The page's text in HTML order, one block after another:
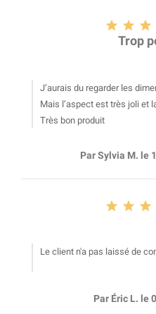
  
Trop
J’aurais du regarder les
Mais l’aspect est très joli et
Très bon produit
Par Sylvia M. le
  
Le client n'a pas laissé de
Par Éric L. le